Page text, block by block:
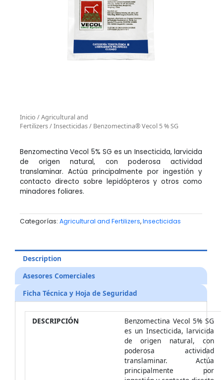
Inicio /Agricultural and
Fertilizers/Insecticidas/ Benzomectina® Vecol 5 % SG
Benzomectina Vecol 5% SG es un Insecticida, larvicida
de origen natural, con poderosa actividad
translaminar. Actúa principalmente por ingestión y
contacto directo sobre lepidópteros y otros como
minadores foliares.
Categorías: Agricultural and Fertilizers,Insecticidas
Description
Asesores Comerciales
Ficha Técnica y Hoja de Seguridad
DESCRIPCIÓN
Benzomectina Vecol 5% SG
es un Insecticida, larvicida
de origen natural, con
poderosa actividad
translaminar. Actúa
principalmente por